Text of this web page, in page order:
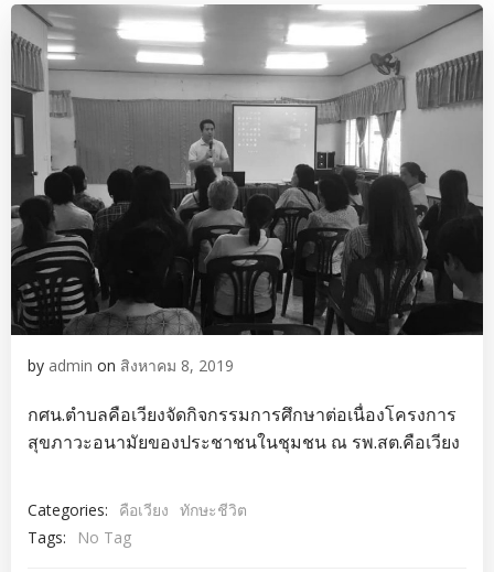
by admin on สิงหาคม 8, 2019
กศน.ตำบลคือเวียงจัดกิจกรรมการศึกษาต่อเนื่องโครงการ
สุขภาวะอนามัยของประชาชนในชุมชน ณ รพ.สต.คือเวียง
Categories: คือเวียง ทักษะชีวิต
Tags:
No Tag